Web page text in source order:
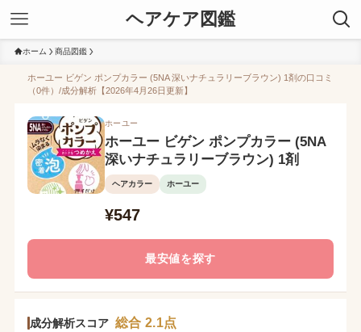
ヘアケア図鑑
ホーム 商品図鑑
ホーユー ビゲン ポンプカラー (5NA 深いナチュラリーブラウン) 1剤の口コミ
（0件）/成分解析【2026年4月26日更新】
ホーユー
ホーユー ビゲン ポンプカラー (5NA
深いナチュラリーブラウン) 1剤
ヘアカラー ホーユー
¥547
最安値を探す
成分解析スコア 総合 2.1点